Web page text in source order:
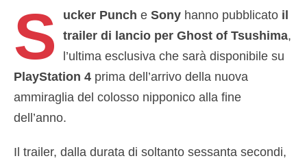
S ucker Punch eSony hanno pubblicato il
trailer di lancio per Ghost of Tsushima,
l’ultima esclusiva che sarà disponibile su
PlayStation 4 prima dell’arrivo della nuova
ammiraglia del colosso nipponico alla fine
dell’anno.
Il trailer, dalla durata di soltanto sessanta secondi,